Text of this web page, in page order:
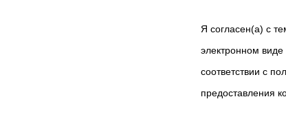
Я согласен(а) с
электронном
соответствии с
предоставления